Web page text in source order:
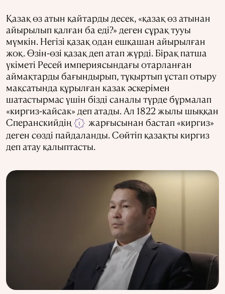
Қазақ өз атын қайтарды десек, «қазақ өз атынан
айырылып қалған ба еді?» деген сұрақ тууы
мүмкін. Негізі қазақ одан ешқашан айырылған
жоқ. Өзін-өзі қазақ деп атап жүрді. Бірақ патша
үкіметі Ресей империясындағы отарланған
аймақтарды бағындырып, тұқыртып ұстап отыру
мақсатында құрылған казак әскерімен
шатастырмас үшін бізді саналы түрде бұрмалап
«киргиз-кайсак» деп атады. Ал 1822 жылы шыққан
Сперанскийдің
1
жарғысынан бастап «киргиз»
деген сөзді пайдаланды. Сөйтіп қазақты киргиз
деп атау қалыптасты.